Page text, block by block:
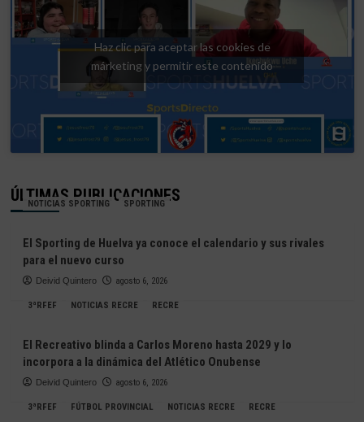
Haz clic para aceptar las cookies de
márketing y permitir este contenido
ÚLTIMAS PUBLICACIONES
NOTICIAS SPORTING SPORTING
El Sporting de Huelva ya conoce el calendario y sus rivales
para el nuevo curso
Deivid Quintero agosto 6, 2026
3ªRFEF NOTICIAS RECRE RECRE
El Recreativo blinda a Carlos Moreno hasta 2029 y lo
incorpora a la dinámica del Atlético Onubense
Deivid Quintero agosto 6, 2026
3ªRFEF FÚTBOL PROVINCIAL NOTICIAS RECRE RECRE